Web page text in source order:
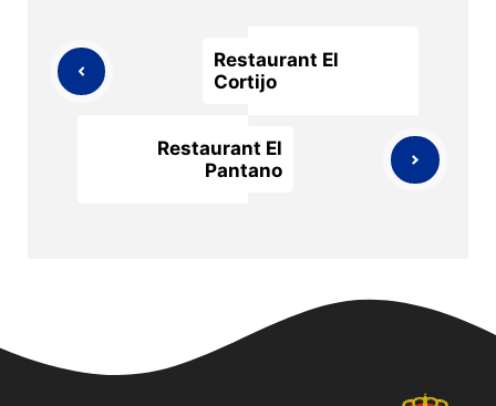
Restaurant El
Cortijo
Restaurant El
Pantano